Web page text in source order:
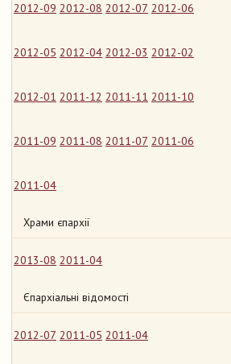
2012-09 2012-08 2012-07 2012-06
2012-05 2012-04 2012-03 2012-02
2012-01 2011-12 2011-11 2011-10
2011-09 2011-08 2011-07 2011-06
2011-04
Храми єпархії
2013-08 2011-04
Єпархіальні відомості
2012-07 2011-05 2011-04